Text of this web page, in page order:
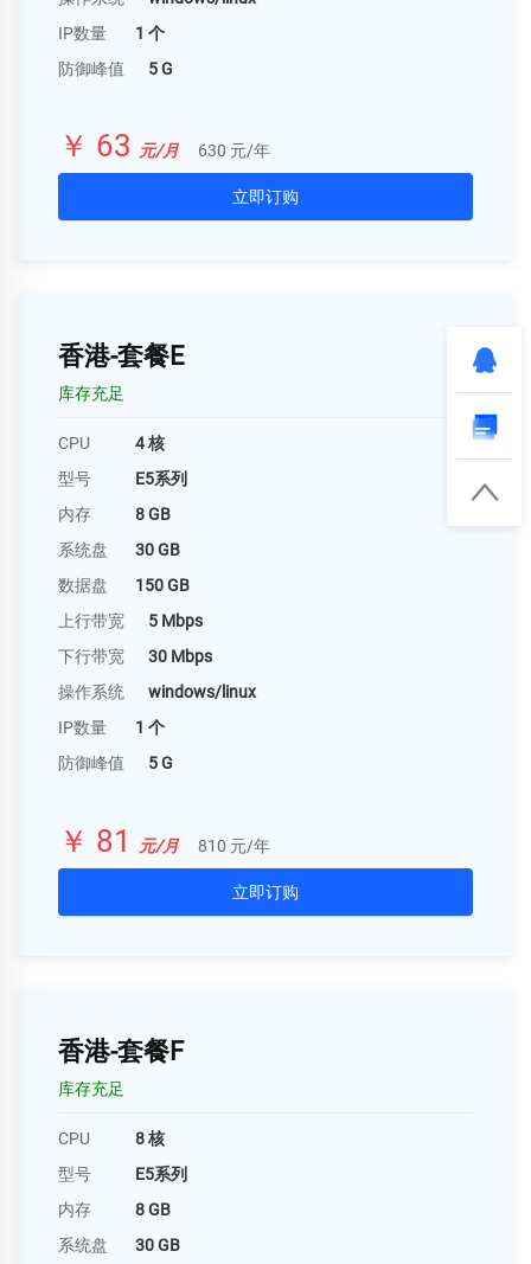
IP数量
1 个
防御峰值
5 G
￥ 63 元/月 630 元/年
立即订购
香港-套餐E
库存充足
CPU
4 核
型号
E5系列
内存
8 GB
系统盘
30 GB
数据盘
150 GB
上行带宽
5 Mbps
下行带宽
30 Mbps
操作系统
windows/linux
IP数量
1 个
防御峰值
5 G
￥ 81 元/月 810 元/年
立即订购
香港-套餐F
库存充足
CPU
8 核
型号
E5系列
内存
8 GB
系统盘
30 GB